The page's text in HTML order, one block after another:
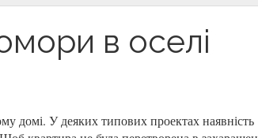
в оселі
домі. У деяких типових проектах наявність